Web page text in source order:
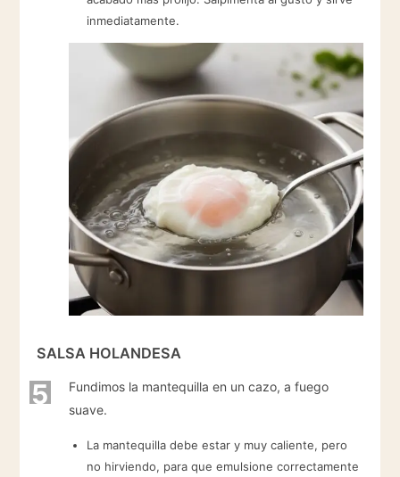
inmediatamente.
SALSA HOLANDESA
5
Fundimos la mantequilla en un cazo, a fuego
suave.
La mantequilla debe estar y muy caliente, pero
no hirviendo, para que emulsione correctamente